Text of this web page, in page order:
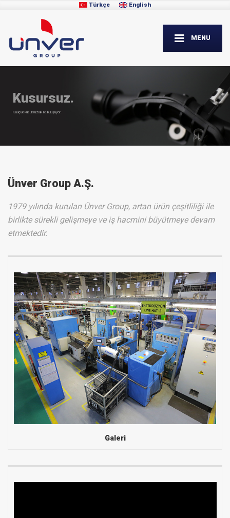
Türkçe English
MENU
Kusursuz.
Kauçuk kusursuzluk ile buluşuyor.
Ünver Group A.Ş.
1979 yılında kurulan Ünver Group, artan ürün çeşitliliği ile
birlikte sürekli gelişmeye ve iş hacmini büyütmeye devam
etmektedir.
Galeri